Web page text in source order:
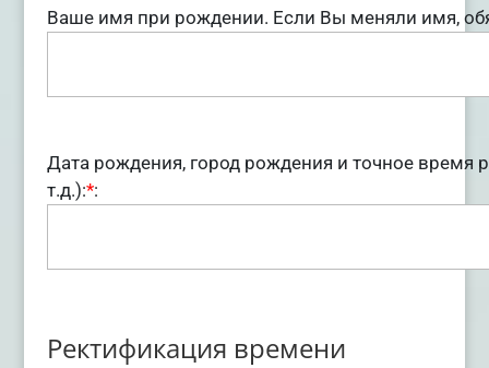
Ваше имя при рождении. Если Вы меняли имя,
Дата рождения, город рождения и точное время
т.д.):*:
Ректификация времени